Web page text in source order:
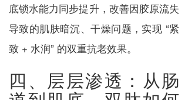
底锁水能力同步提升，改善因胶原流失
导致的肌肤暗沉、干燥问题，实现 “紧
致 + 水润” 的双重抗老效果。
四、层层渗透：从肠